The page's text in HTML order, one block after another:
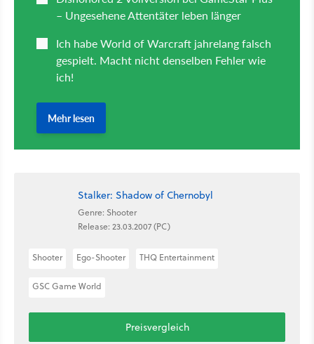
Stalker: Shadow of Chernobyl
Genre: Shooter
Release: 23.03.2007 (PC)
Shooter Ego-Shooter THQ Entertainment
GSC Game World
Preisvergleich